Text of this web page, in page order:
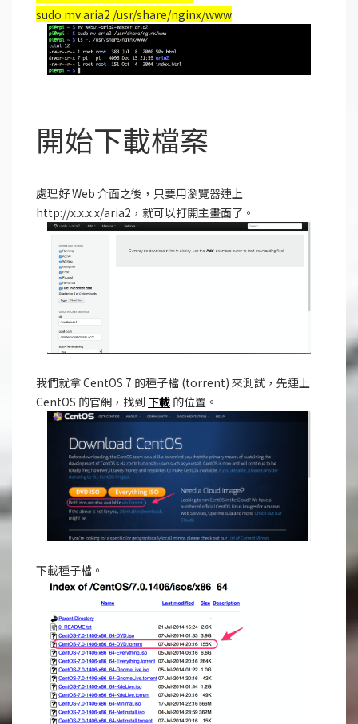
sudo mv aria2 /usr/share/nginx/www
開始下載檔案
處理好 Web 介面之後，只要用瀏覽器連上
http://x.x.x.x/aria2，就可以打開主畫面了。
我們就拿 CentOS 7 的種子檔 (torrent) 來測試，先連上
CentOS 的官網，找到 下載 的位置。
下載種子檔。